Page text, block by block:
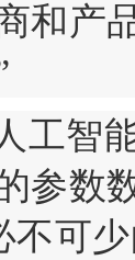
和产
工智
参数
可